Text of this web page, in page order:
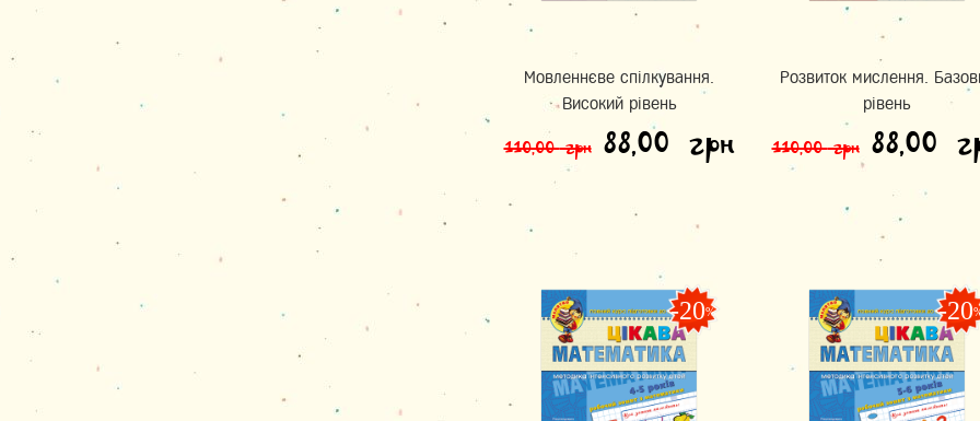
Мовленнєве спілкування.
Високий рівень
110,00грн Оригінальна ціна:
88,00 грнПоточна ціна:
Розвиток мислення.
рівень
110,00грн 88,00
-20% -20